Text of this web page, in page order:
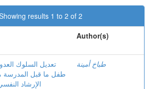
results 1 to 2 of 2
Author(s)
تعديل السلوك
طفل ما قبل المدرسة
الإرشاد
طباخ أمينة